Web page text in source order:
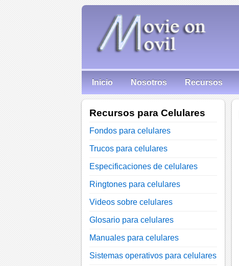
Inicio Nosotros Recursos
Recursos para Celulares
Fondos para celulares
Trucos para celulares
Especificaciones de celulares
Ringtones para celulares
Videos sobre celulares
Glosario para celulares
Manuales para celulares
Sistemas operativos para celulares